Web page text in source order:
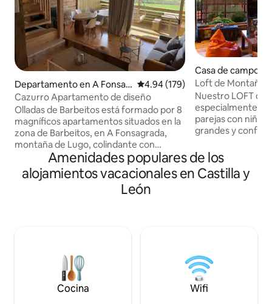
Departamento en A Fonsag
rada
Calificación promedio: 4.94 de
4.94 (179)
Cazurro Apartamento de diseño
Olladas de Barbeitos está formado por 8
magníficos apartamentos situados en la
zona de Barbeitos, en A Fonsagrada,
montaña de Lugo, colindante con
Asturias. Visita nuestra web para más
información: olladasdebarbeitos,com Un
lugar privilegiado para disfrutar de la
naturaleza, teniendo el máximo confort
ofrecer la mejor estancia posible.
Casa de campo
Loft de Montaña
Nuestro LOFT de
especialmente
parejas con
grandes y
montañas. -Salón
panorámicas. -
equipada. -
Amenidades populares de los
alojamientos vacacionales en Castilla y
León
Cocina Wifi